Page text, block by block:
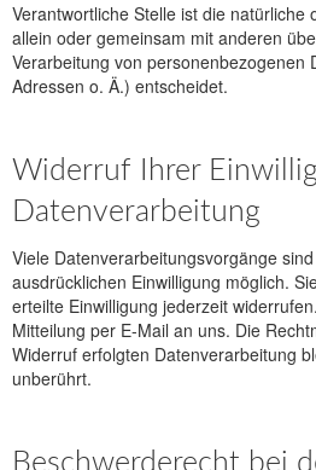
Verantwortliche Stelle ist die natürliche
allein oder gemeinsam mit anderen
Verarbeitung von personenbezogenen
Adressen o. Ä.) entscheidet.
Widerruf Ihrer
Datenverarbeitung
Viele Datenverarbeitungsvorgänge
ausdrücklichen Einwilligung möglich.
erteilte Einwilligung jederzeit
Mitteilung per E-Mail an uns. Die
Widerruf erfolgten Datenverarbeitung
unberührt.
Beschwerderecht bei